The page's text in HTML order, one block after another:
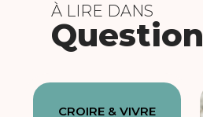
À LIRE DANS
Question
CROIRE & VIVRE